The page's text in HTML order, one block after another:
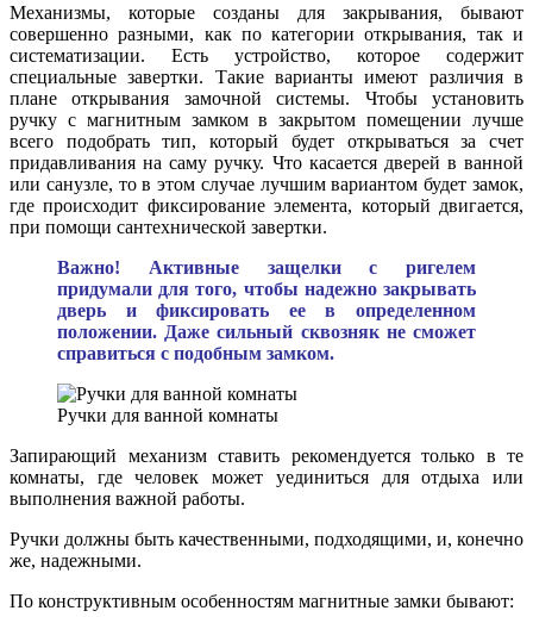
Механизмы, которые созданы для закрывания, бывают
совершенно разными, как по категории открывания, так и
систематизации. Есть устройство, которое содержит
специальные завертки. Такие варианты имеют различия в
плане открывания замочной системы. Чтобы установить
ручку с магнитным замком в закрытом помещении лучше
всего подобрать тип, который будет открываться за счет
придавливания на саму ручку. Что касается дверей в ванной
или санузле, то в этом случае лучшим вариантом будет замок,
где происходит фиксирование элемента, который двигается,
при помощи сантехнической завертки.
Важно! Активные защелки с ригелем
придумали для того, чтобы надежно закрывать
дверь и фиксировать ее в определенном
положении. Даже сильный сквозняк не сможет
справиться с подобным замком.
Ручки для ванной комнаты
Запирающий механизм ставить рекомендуется только в те
комнаты, где человек может уединиться для отдыха или
выполнения важной работы.
Ручки должны быть качественными, подходящими, и, конечно
же, надежными.
По конструктивным особенностям магнитные замки бывают: